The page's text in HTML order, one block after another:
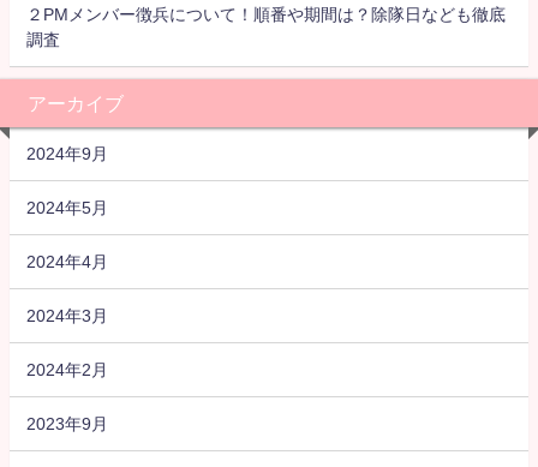
２PMメンバー徴兵について！順番や期間は？除隊日なども徹底
調査
アーカイブ
2024年9月
2024年5月
2024年4月
2024年3月
2024年2月
2023年9月